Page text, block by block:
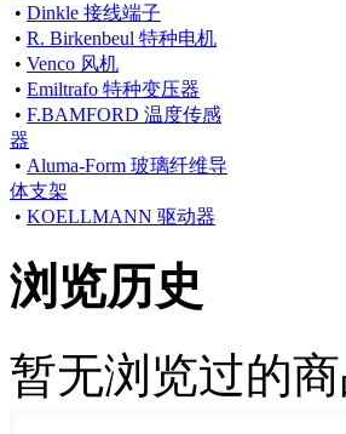
• Dinkle 接线端子
• R. Birkenbeul 特种电机
• Venco 风机
• Emiltrafo 特种变压器
• F.BAMFORD 温度传感
器
• Aluma-Form 玻璃纤维导
体支架
• KOELLMANN 驱动器
浏览历史
暂无浏览过的